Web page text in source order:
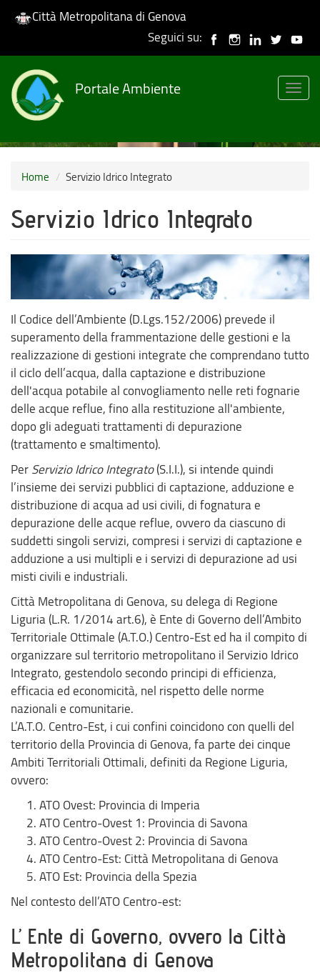
Skip
main
content
Città Metropolitana di Genova
Seguici su:
Portale Ambiente
Home Servizio Idrico Integrato
Servizio Idrico Integrato
Il Codice dell’Ambiente (D.Lgs.152/2006) prevede il
superamento della frammentazione delle gestioni e la
realizzazione di gestioni integrate che comprendano tutto
il ciclo dell’acqua, dalla captazione e distribuzione
dell'acqua potabile al convogliamento nelle reti fognarie
delle acque reflue, fino alla restituzione all'ambiente,
dopo gli adeguati trattamenti di depurazione
(trattamento e smaltimento).
Per Servizio Idrico Integrato(S.I.I.), si intende quindi
l’insieme dei servizi pubblici di captazione, adduzione e
distribuzione di acqua ad usi civili, di fognatura e
depurazione delle acque reflue, ovvero da ciascuno di
suddetti singoli servizi, compresi i servizi di captazione e
adduzione a usi multipli e i servizi di depurazione ad usi
misti civili e industriali.
Città Metropolitana di Genova, su delega di Regione
Liguria (L.R. 1/2014 art.6), è Ente di Governo dell’Ambito
Territoriale Ottimale (A.T.O.) Centro-Est ed ha il compito di
organizzare sul territorio metropolitano il Servizio Idrico
Integrato, gestendolo secondo principi di efficienza,
efficacia ed economicità, nel rispetto delle norme
nazionali e comunitarie.
L’A.T.O. Centro-Est, i cui confini coincidono con quelli del
territorio della Provincia di Genova, fa parte dei cinque
Ambiti Territoriali Ottimali, definiti da Regione Liguria,
ovvero:
ATO Ovest: Provincia di Imperia
ATO Centro-Ovest 1: Provincia di Savona
ATO Centro-Ovest 2: Provincia di Savona
ATO Centro-Est: Città Metropolitana di Genova
ATO Est: Provincia della Spezia
Nel contesto dell’ATO Centro-est:
L’ Ente di Governo, ovvero la Città
Metropolitana di Genova